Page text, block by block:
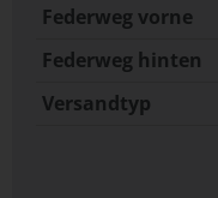
Federweg vorne
Federweg hinten
Versandtyp